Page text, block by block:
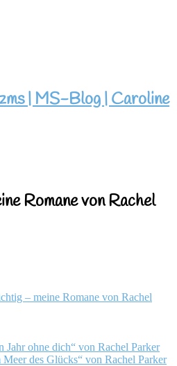
Romane von Rachel
– meine Romane von Rachel
Jahr ohne dich“ von Rachel Parker
des Glücks“ von Rachel Parker